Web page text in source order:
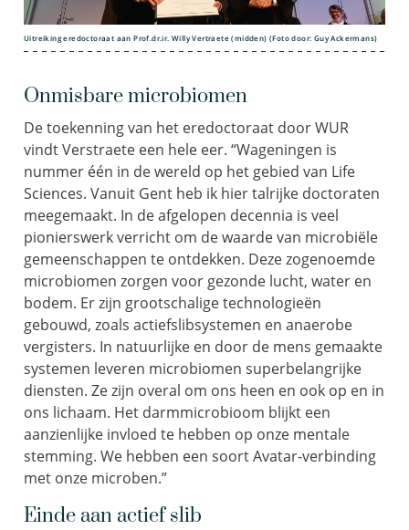
Uitreiking eredoctoraat aan Prof.dr.ir. Willy Vertraete (midden) (Foto door: Guy Ackermans)
Onmisbare microbiomen
De toekenning van het eredoctoraat door WUR
vindt Verstraete een hele eer. “Wageningen is
nummer één in de wereld op het gebied van Life
Sciences. Vanuit Gent heb ik hier talrijke doctoraten
meegemaakt. In de afgelopen decennia is veel
pionierswerk verricht om de waarde van microbiële
gemeenschappen te ontdekken. Deze zogenoemde
microbiomen zorgen voor gezonde lucht, water en
bodem. Er zijn grootschalige technologieën
gebouwd, zoals actiefslibsystemen en anaerobe
vergisters. In natuurlijke en door de mens gemaakte
systemen leveren microbiomen superbelangrijke
diensten. Ze zijn overal om ons heen en ook op en in
ons lichaam. Het darmmicrobioom blijkt een
aanzienlijke invloed te hebben op onze mentale
stemming. We hebben een soort Avatar-verbinding
met onze microben.”
Einde aan actief slib